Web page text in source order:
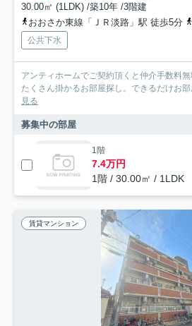
30.00㎡ (1LDK) /築10年 /3階建
おおさか東線「ＪＲ淡路」駅 徒歩5分
公共下水
アンティホームでご契約頂くと仲介手数料
たくさん掛かるお部屋探し。できるだけお
見る
募集中の部屋
1階
7.4万円
1階 / 30.00㎡ / 1LDK
賃貸マンション